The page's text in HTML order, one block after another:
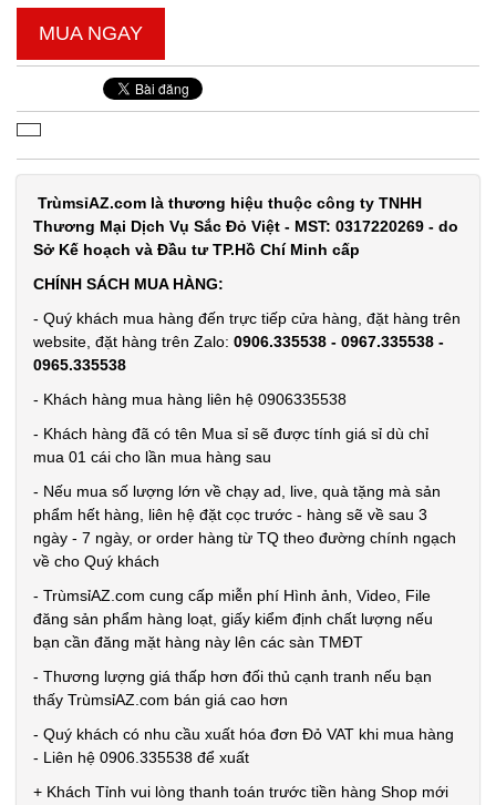
MUA NGAY
TrùmsỉAZ.com là thương hiệu thuộc công ty TNHH
Thương Mại Dịch Vụ Sắc Đỏ Việt - MST: 0317220269 - do
Sở Kế hoạch và Đầu tư TP.Hồ Chí Minh cấp
CHÍNH SÁCH MUA HÀNG:
- Quý khách mua hàng đến trực tiếp cửa hàng, đặt hàng trên
website, đặt hàng trên Zalo: 0906.335538 - 0967.335538 -
0965.335538
- Khách hàng mua hàng liên hệ 0906335538
- Khách hàng đã có tên Mua sỉ sẽ được tính giá sỉ dù chỉ
mua 01 cái cho lần mua hàng sau
- Nếu mua số lượng lớn về chạy ad, live, quà tặng mà sản
phẩm hết hàng, liên hệ đặt cọc trước - hàng sẽ về sau 3
ngày - 7 ngày, or order hàng từ TQ theo đường chính ngạch
về cho Quý khách
- TrùmsỉAZ.com cung cấp miễn phí Hình ảnh, Video, File
đăng sản phẩm hàng loạt, giấy kiểm định chất lượng nếu
bạn cần đăng mặt hàng này lên các sàn TMĐT
- Thương lượng giá thấp hơn đối thủ cạnh tranh nếu bạn
thấy TrùmsỉAZ.com bán giá cao hơn
- Quý khách có nhu cầu xuất hóa đơn Đỏ VAT khi mua hàng
- Liên hệ 0906.335538 để xuất
+ Khách Tỉnh vui lòng thanh toán trước tiền hàng Shop mới
xo Tummy
Trimmer
MÃ
GIÁ:
CÒN HÀNG
hành:
sương xông